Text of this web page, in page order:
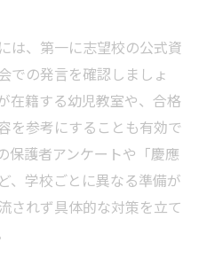
は、第一に志望校の公式資
での発言を確認しましょ
在籍する幼児教室や、合格
を参考にすることも有効で
保護者アンケートや「慶應
、学校ごとに異なる準備が
されず具体的な対策を立て